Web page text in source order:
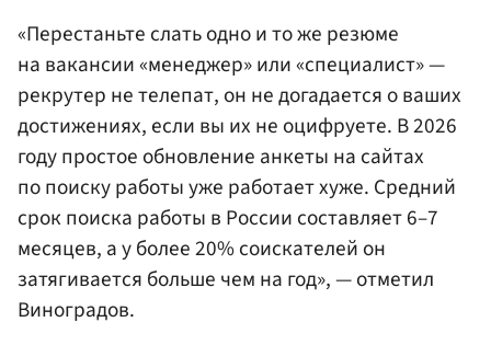
«Перестаньте слать одно и то же резюме
на вакансии «менеджер» или «специалист» —
рекрутер не телепат, он не догадается о ваших
достижениях, если вы их не оцифруете. В 2026
году простое обновление анкеты на сайтах
по поиску работы уже работает хуже. Средний
срок поиска работы в России составляет 6–7
месяцев, а у более 20% соискателей он
затягивается больше чем на год», — отметил
Виноградов.